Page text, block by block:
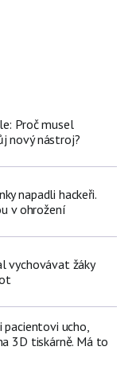
Proč musel
nový nástroj?
napadli hackeři.
v ohrožení
vychovávat žáky
ucho,
3D tiskárně. Má to